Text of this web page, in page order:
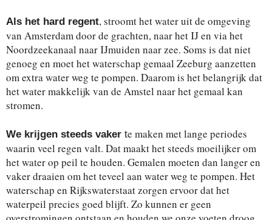
Als het hard regent, stroomt het water uit de omgeving
van Amsterdam door de grachten, naar het IJ en via het
Noordzeekanaal naar IJmuiden naar zee. Soms is dat niet
genoeg en moet het waterschap gemaal Zeeburg aanzetten
om extra water weg te pompen. Daarom is het belangrijk dat
het water makkelijk van de Amstel naar het gemaal kan
stromen.
We krijgen steeds vaker te maken met lange periodes
waarin veel regen valt. Dat maakt het steeds moeilijker om
het water op peil te houden. Gemalen moeten dan langer en
vaker draaien om het teveel aan water weg te pompen. Het
waterschap en Rijkswaterstaat zorgen ervoor dat het
waterpeil precies goed blijft. Zo kunnen er geen